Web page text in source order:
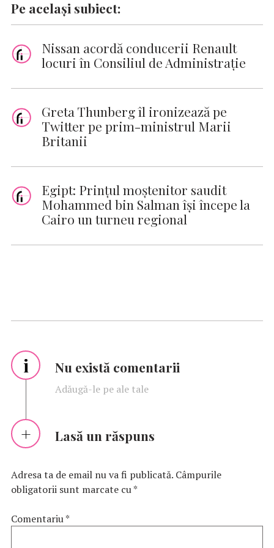
Pe același subiect:
Nissan acordă conducerii Renault
locuri în Consiliul de Administraţie
Greta Thunberg îl ironizează pe
Twitter pe prim-ministrul Marii
Britanii
Egipt: Prinţul moştenitor saudit
Mohammed bin Salman îşi începe la
Cairo un turneu regional
i Nu există comentarii
Adăugă-le pe ale tale
Lasă un răspuns
Adresa ta de email nu va fi publicată. Câmpurile
obligatorii sunt marcate cu*
Comentariu*